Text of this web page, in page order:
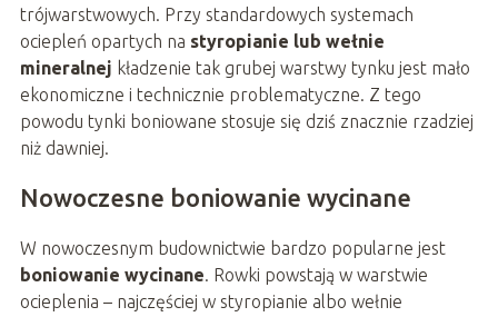
trójwarstwowych. Przy standardowych systemach
ociepleń opartych na styropianie lub wełnie
mineralnej kładzenie tak grubej warstwy tynku jest mało
ekonomiczne i technicznie problematyczne. Z tego
powodu tynki boniowane stosuje się dziś znacznie rzadziej
niż dawniej.
Nowoczesne boniowanie wycinane
W nowoczesnym budownictwie bardzo popularne jest
boniowanie wycinane. Rowki powstają w warstwie
ocieplenia – najczęściej w styropianie albo wełnie